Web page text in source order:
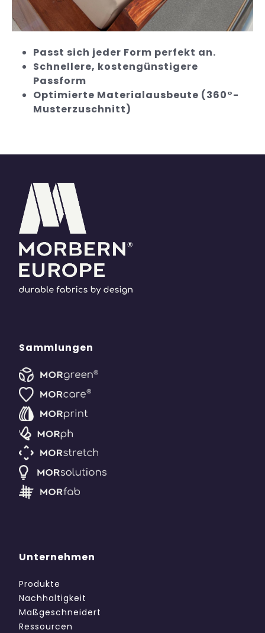
Passt sich jeder Form perfekt an.
Schnellere, kostengünstigere
Passform
Optimierte Materialausbeute (360°-
Musterzuschnitt)
Sammlungen
Unternehmen
Produkte
Nachhaltigkeit
Maßgeschneidert
Ressourcen